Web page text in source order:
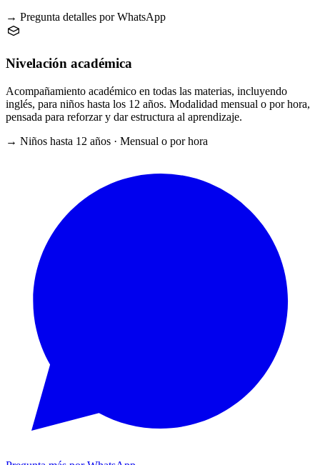
→ Pregunta detalles por WhatsApp
Nivelación académica
Acompañamiento académico en todas las materias, incluyendo
inglés, para niños hasta los 12 años. Modalidad mensual o por hora,
pensada para reforzar y dar estructura al aprendizaje.
→ Niños hasta 12 años · Mensual o por hora